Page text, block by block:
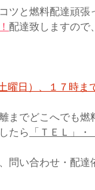
ツと燃料配達頑張
配達致しますので
曜日）、１７時ま
までどこへでも燃
たら 「ＴＥＬ」
問い合わせ・配